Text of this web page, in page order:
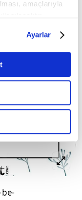
amaçlarıyla
bilgi için
Kanunu uyarınca
ile ilgili daha
Ayarlar